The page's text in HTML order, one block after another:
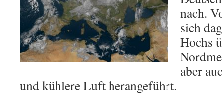
nach.
sich
Hochs
aber
und kühlere Luft herangeführt.